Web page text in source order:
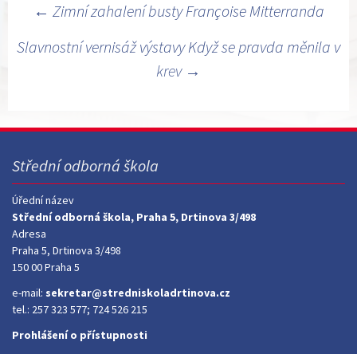
Navigace
příspěvky
← Zimní zahalení busty Françoise Mitterranda
Slavnostní vernisáž výstavy Když se pravda měnila v
krev →
Střední odborná škola
Úřední název
Střední odborná škola, Praha 5, Drtinova 3/498
Adresa
Praha 5, Drtinova 3/498
150 00 Praha 5
e-mail: sekretar@stredniskoladrtinova.cz
tel.: 257 323 577; 724 526 215
Prohlášení o přístupnosti